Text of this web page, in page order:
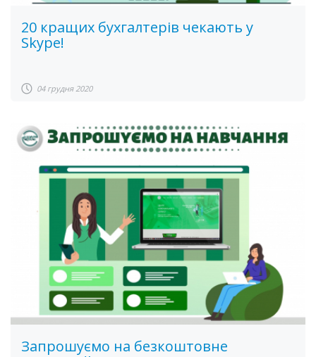
20 кращих бухгалтерів чекають у
Skype!
04 грудня 2020
Запрошуємо на безкоштовне